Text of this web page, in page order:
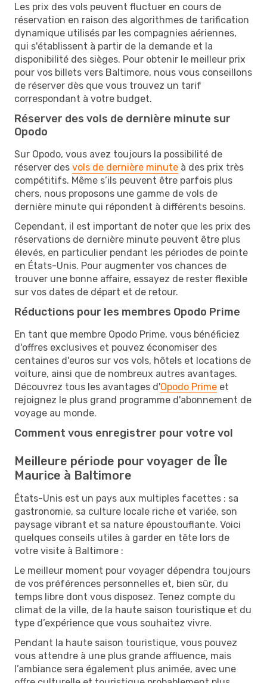
Les prix des vols peuvent fluctuer en cours de
réservation en raison des algorithmes de tarification
dynamique utilisés par les compagnies aériennes,
qui s'établissent à partir de la demande et la
disponibilité des sièges. Pour obtenir le meilleur prix
pour vos billets vers Baltimore, nous vous conseillons
de réserver dès que vous trouvez un tarif
correspondant à votre budget.
Réserver des vols de dernière minute sur
Opodo
Sur Opodo, vous avez toujours la possibilité de
réserver des vols de dernière minute à des prix très
compétitifs. Même s’ils peuvent être parfois plus
chers, nous proposons une gamme de vols de
dernière minute qui répondent à différents besoins.
Cependant, il est important de noter que les prix des
réservations de dernière minute peuvent être plus
élevés, en particulier pendant les périodes de pointe
en États-Unis. Pour augmenter vos chances de
trouver une bonne affaire, essayez de rester flexible
sur vos dates de départ et de retour.
Réductions pour les membres Opodo Prime
En tant que membre Opodo Prime, vous bénéficiez
d'offres exclusives et pouvez économiser des
centaines d'euros sur vos vols, hôtels et locations de
voiture, ainsi que de nombreux autres avantages.
Découvrez tous les avantages d'Opodo Prime et
rejoignez le plus grand programme d'abonnement de
voyage au monde.
Comment vous enregistrer pour votre vol
Meilleure période pour voyager de Île
Maurice à Baltimore
États-Unis est un pays aux multiples facettes : sa
gastronomie, sa culture locale riche et variée, son
paysage vibrant et sa nature époustouflante. Voici
quelques conseils utiles à garder en tête lors de
votre visite à Baltimore :
Le meilleur moment pour voyager dépendra toujours
de vos préférences personnelles et, bien sûr, du
temps libre dont vous disposez. Tenez compte du
climat de la ville, de la haute saison touristique et du
type d’expérience que vous souhaitez vivre.
Pendant la haute saison touristique, vous pouvez
vous attendre à une plus grande affluence, mais
l’ambiance sera également plus animée, avec une